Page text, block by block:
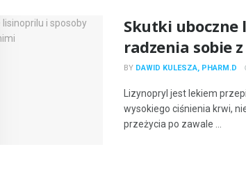
Skutki uboczne
radzenia sobie
BY DAWID KULESZA, PHARM.D
Lizynopryl jest lekiem
wysokiego ciśnienia krwi,
przeżycia po zawale ...